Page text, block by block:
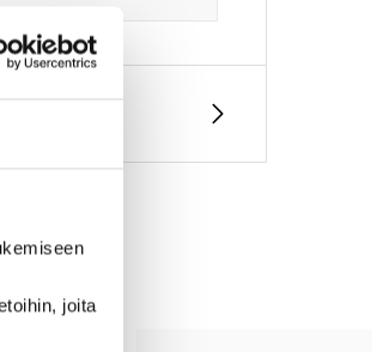
joita